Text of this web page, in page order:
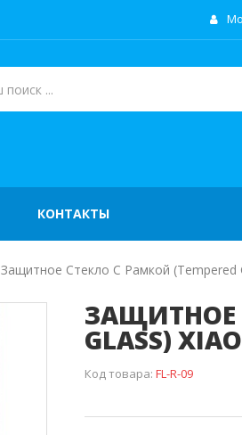
КОНТАКТЫ
Защитное Стекло C Рамкой (Tempered
ЗАЩИТНОЕ
GLASS)
Код товара: FL-R-09